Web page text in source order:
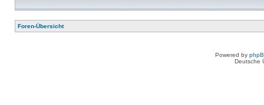
Foren-Übersicht
Powered by
Deutsche